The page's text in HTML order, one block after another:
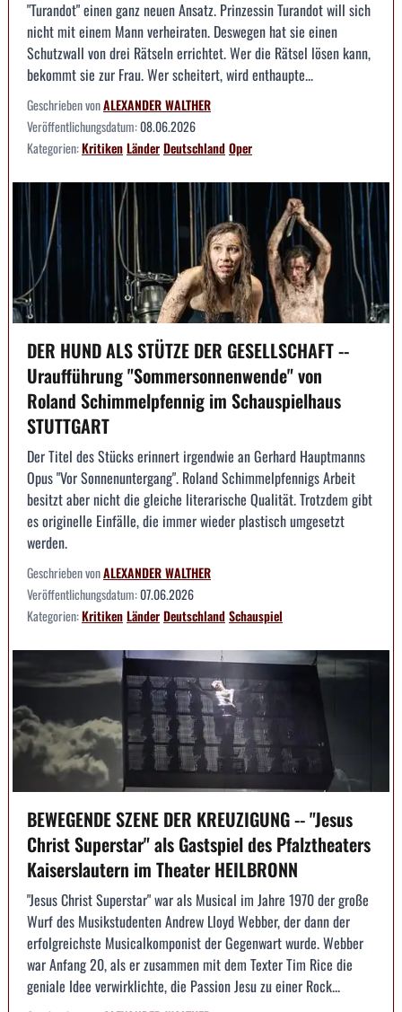
"Turandot" einen ganz neuen Ansatz. Prinzessin Turandot will sich
nicht mit einem Mann verheiraten. Deswegen hat sie einen
Schutzwall von drei Rätseln errichtet. Wer die Rätsel lösen kann,
bekommt sie zur Frau. Wer scheitert, wird enthaupte...
Geschrieben vonALEXANDER WALTHER
Veröffentlichungsdatum:08.06.2026
Kategorien:KritikenLänderDeutschlandOper
DER HUND ALS STÜTZE DER GESELLSCHAFT --
Uraufführung "Sommersonnenwende" von
Roland Schimmelpfennig im Schauspielhaus
STUTTGART
Der Titel des Stücks erinnert irgendwie an Gerhard Hauptmanns
Opus "Vor Sonnenuntergang". Roland Schimmelpfennigs Arbeit
besitzt aber nicht die gleiche literarische Qualität. Trotzdem gibt
es originelle Einfälle, die immer wieder plastisch umgesetzt
werden.
Geschrieben vonALEXANDER WALTHER
Veröffentlichungsdatum:07.06.2026
Kategorien:KritikenLänderDeutschlandSchauspiel
BEWEGENDE SZENE DER KREUZIGUNG -- "Jesus
Christ Superstar" als Gastspiel des Pfalztheaters
Kaiserslautern im Theater HEILBRONN
"Jesus Christ Superstar" war als Musical im Jahre 1970 der große
Wurf des Musikstudenten Andrew Lloyd Webber, der dann der
erfolgreichste Musicalkomponist der Gegenwart wurde. Webber
war Anfang 20, als er zusammen mit dem Texter Tim Rice die
geniale Idee verwirklichte, die Passion Jesu zu einer Rock...